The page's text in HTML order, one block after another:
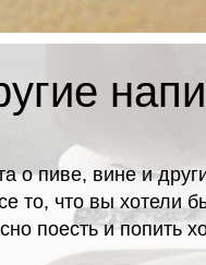
о пиве, вине и
то, что вы хотели
поесть и попить